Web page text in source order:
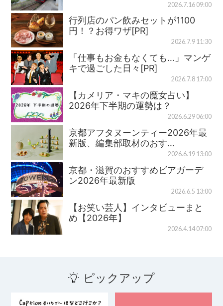
2026.7.16 09:00
行列店のパン飲みセットが1100
円！？お得ワザ[PR]
2026.7.9 11:30
「仕事もお金もなくても…」マンゲ
キで過ごした日々[PR]
2026.7.8 17:00
【カメリア・マキの魔女占い】
2026年下半期の運勢は？
2026.6.29 06:00
京都アフタヌーンティー2026年最
新版、編集部取材のおす…
2026.6.19 13:00
京都・滋賀のおすすめビアガーデ
ン2026年最新版
2026.6.5 13:00
【お笑い芸人】インタビューまと
め【2026年】
2026.4.14 07:00
ピックアップ